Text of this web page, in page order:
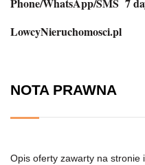
Phone/WhatsApp/SMS 7
LowcyNieruchomosci.pl
NOTA PRAWNA
Opis oferty zawarty na stronie